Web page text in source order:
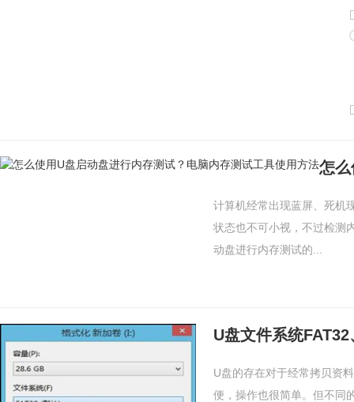
计算机经常出现蓝屏、死机
状态也不可小视，不过检测
动盘进行内存测试的...
U盘文件系统
U盘的存在对于经常拷贝资
便，操作也很简单。但不同